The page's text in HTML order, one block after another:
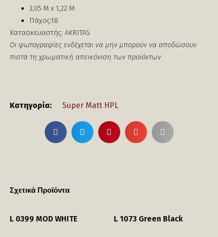
3,05 Μ x 1,22 Μ
Πάχος:18
Κατασκευαστής: AKRITAS
Οι φωτογραφίες ενδέχεται να μην μπορούν να αποδώσουν
πιστά τη χρωματική απεικόνιση των προϊόντων
Κατηγορία: Super Matt HPL
Σχετικά Προϊόντα
L 0399 MOD WHITE L 1073 Green Black